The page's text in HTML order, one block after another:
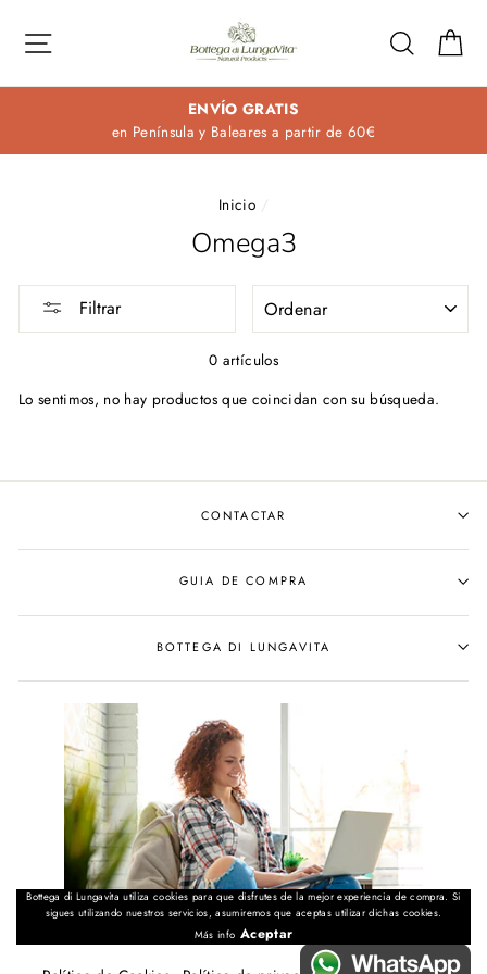
Bottega di Lungavita utiliza cookies para que disfrutes de la mejor experiencia de compra. Si
sigues utilizando nuestros servicios, asumiremos que aceptas utilizar dichas cookies.
Más info Aceptar
directamente
Buscar
ENVÍO GRATIS
en Península y Baleares a partir de 60€
Inicio /
Omega3
Filtrar
0 artículos
Lo sentimos, no hay productos que coincidan con su búsqueda.
CONTACTAR
GUIA DE COMPRA
BOTTEGA DI LUNGAVITA